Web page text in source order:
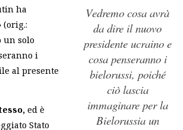
Vedremo cosa avrà
da dire il nuovo
presidente ucraino e
cosa penseranno i
bielorussi, poiché
ciò lascia
immaginare per la
Bielorussia un
ha
un solo
i
al presente
ed è
Stato